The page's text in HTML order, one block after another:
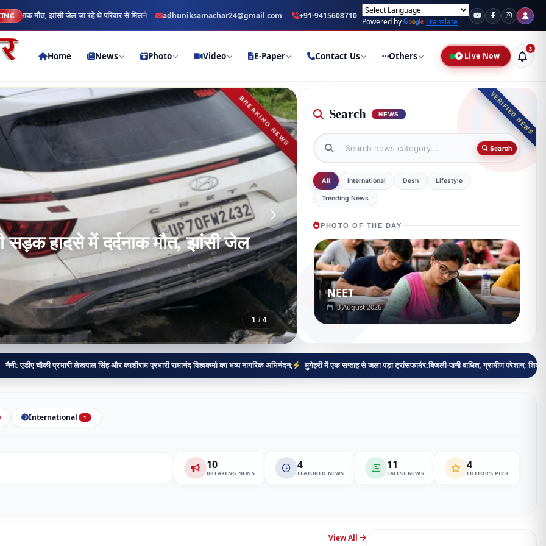
से मिलने Rajya Shaher नैनी: एडीए चौकी प्रभारी लेखपाल सिंह और काशीराम प्रभारी रामानंद विश्वकर्मा का भव्य नागरिक अभिनंदन; Rajya Shaher प्रयागराज में शाम 4 बजे से आंधी-
adhuniksamachar24@gmail.com +91-9415608710
Powered by Translate
Home News Photo Video E-Paper Contact Us Others Live Now
3
BREAKING NEWS
काशीराम प्रभारी रामानंद विश्वकर्मा का
2 /4
VERIFIED NEWS
Search NEWS
Search
All International Desh Lifestyle
Trending News
PHOTO OF THE DAY
group d
3 August 2026
लेखपाल सिंह और काशीराम प्रभारी रामानंद विश्वकर्मा का भव्य नागरिक अभिनंदन; मुगेहरी में एक सप्ताह से जला पड़ा ट्रांसफार्मर:बिजली-पानी बाधित, ग्रामीण परेशान; शिकायत के बाद भी नहीं
International 1
🔴 BREAKING: अतीक अहमद के बेटे आबान अहमद की सड़क हादसे में दर्दनाक मौत, झांसी जेल जा रहे थे परिवार से मिलने
10
BREAKING NEWS
4
FEATURED NEWS
11
LATEST NEWS
4
EDITOR'S PICK
View All